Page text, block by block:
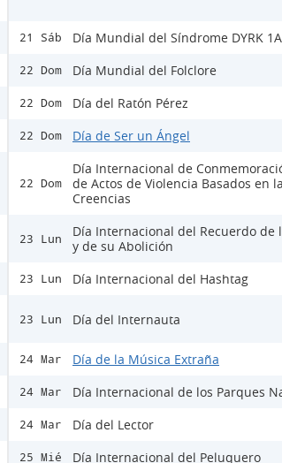
21 Sáb Día Mundial del Síndrome DYRK 1A
22 Dom Día Mundial del Folclore
22 Dom Día del Ratón Pérez
22 Dom Día de Ser un Ángel
22 Dom
Día Internacional de
de Actos de Violencia Basados en
Creencias
23 Lun
Día Internacional del Recuerdo de
y de su Abolición
23 Lun Día Internacional del Hashtag
23 Lun Día del Internauta
24 Mar Día de la Música Extraña
24 Mar Día Internacional de los Parques
24 Mar Día del Lector
25 Mié Día Internacional del Peluquero